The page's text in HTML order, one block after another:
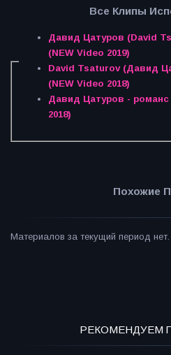
Все Клипы
Давид Цатуров (David
(NEW Video 2019)
David Tsaturov (Давид
(NEW Video 2018)
Давид Цатуров -
2018)
Похожие
Материалов за текущий период нет.
РЕКОМЕНДУЕМ